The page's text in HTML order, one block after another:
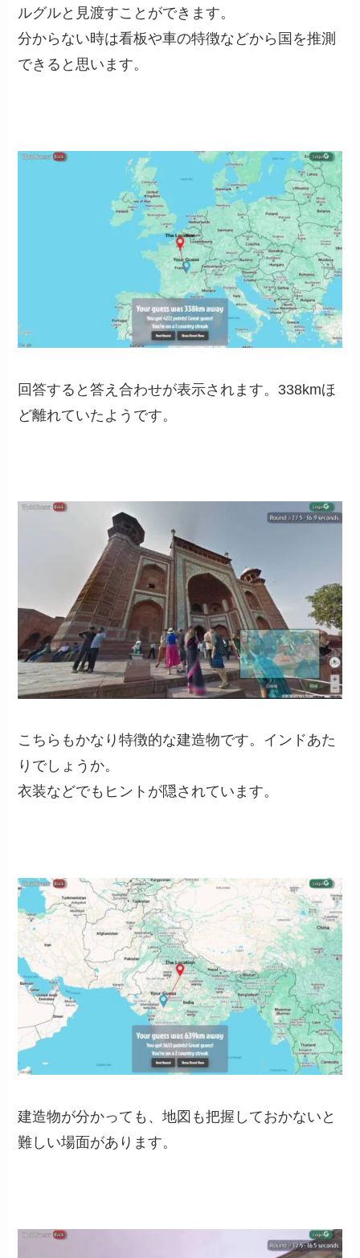
ルグルと見渡すことができます。
分からない時は看板や車の特徴などから国を推測
できると思います。
回答すると答え合わせが表示されます。338kmほ
ど離れていたようです。
こちらもかなり特徴的な建造物です。インドあた
りでしょうか。
衣装などでもヒントが隠されています。
建造物が分かっても、地図も把握しておかないと
難しい場面があります。